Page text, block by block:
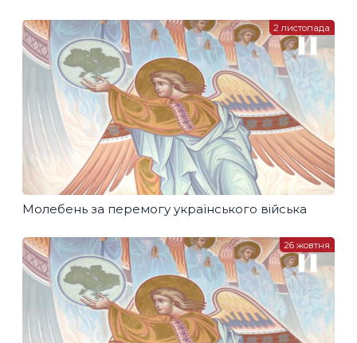
Молебень за перемогу українського війська
2 листопада
26 жовтня